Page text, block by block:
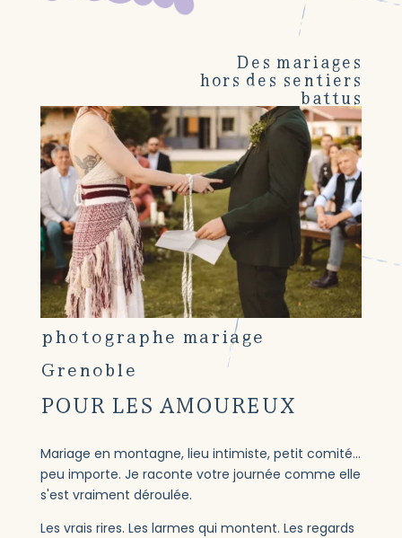
Des mariages
hors des sentiers
battus
photographe mariage
Grenoble
POUR LES AMOUREUX
Mariage en montagne, lieu intimiste, petit comité...
peu importe. Je raconte votre journée comme elle
s'est vraiment déroulée.
Les vrais rires. Les larmes qui montent. Les regards